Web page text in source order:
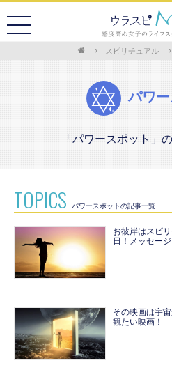
スピリチュアル
パワ
「パワースポット」
TOPICS パワースポットの記事一覧
お彼岸はスピ
日！メッセー
その映画は宇
観たい映画！